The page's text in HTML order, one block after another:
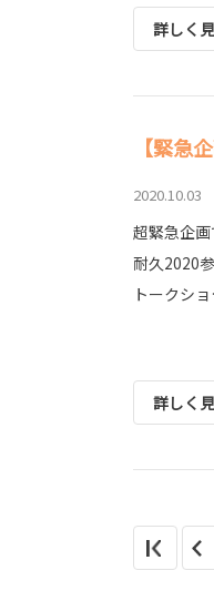
詳しく
【緊急
2020.10.03
超緊急企
耐久2020
トークシ
詳しく